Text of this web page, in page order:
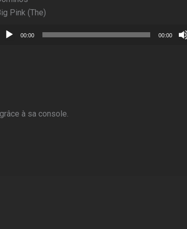
Pink (The)
Lecteur 00:00 00:00
à sa console.